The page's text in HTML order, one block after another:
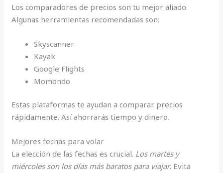
Los comparadores de precios son tu mejor aliado.
Algunas herramientas recomendadas son:
Skyscanner
Kayak
Google Flights
Momondo
Estas plataformas te ayudan a comparar precios
rápidamente. Así ahorrarás tiempo y dinero.
Mejores fechas para volar
La elección de las fechas es crucial. Los martes y
miércoles son los días más baratos para viajar. Evita